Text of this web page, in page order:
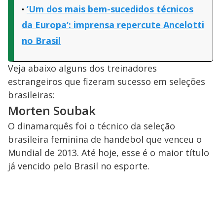
‘Um dos mais bem-sucedidos técnicos
da Europa‘: imprensa repercute Ancelotti
no Brasil
Veja abaixo alguns dos treinadores
estrangeiros que fizeram sucesso em seleções
brasileiras:
Morten Soubak
O dinamarquês foi o técnico da seleção
brasileira feminina de handebol que venceu o
Mundial de 2013. Até hoje, esse é o maior título
já vencido pelo Brasil no esporte.